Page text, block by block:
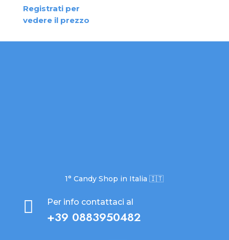
Registrati per
vedere il prezzo
1° Candy Shop in Italia 🇮🇹
 Per info contattaci al
+39 0883950482